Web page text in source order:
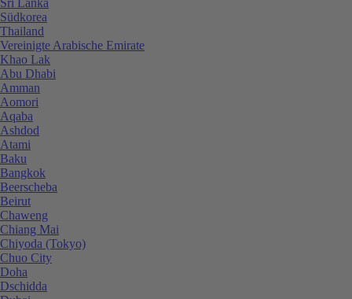
Südkorea
Thailand
Vereinigte Arabische Emirate
Khao Lak
Abu Dhabi
Amman
Aomori
Aqaba
Ashdod
Atami
Baku
Bangkok
Beerscheba
Beirut
Chaweng
Chiang Mai
Chiyoda (Tokyo)
Chuo City
Doha
Dschidda